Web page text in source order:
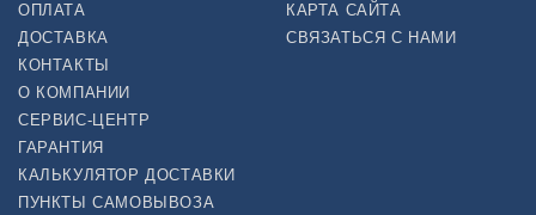
ОПЛАТА
ДОСТАВКА
КОНТАКТЫ
О КОМПАНИИ
СЕРВИС-ЦЕНТР
ГАРАНТИЯ
КАЛЬКУЛЯТОР ДОСТАВКИ
ПУНКТЫ САМОВЫВОЗА
КАРТА САЙТА
СВЯЗАТЬСЯ С НАМИ